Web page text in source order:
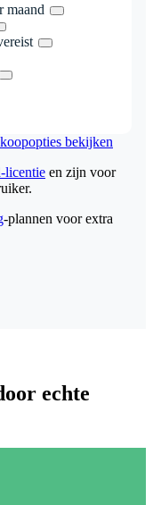
maand
bekijken
licentie en zijn voor
-plannen voor extra
echte